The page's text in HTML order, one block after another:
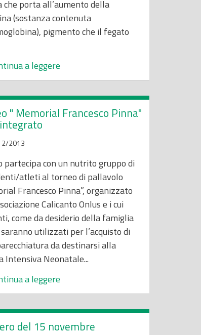
che porta all’aumento della
(sostanza contenuta
pigmento che il fegato
a leggere
" Memorial Francesco Pinna"
2013
partecipa con un nutrito gruppo di
atleti al torneo di pallavolo
Francesco Pinna”, organizzato
Calicanto Onlus e i cui
come da desiderio della famiglia
utilizzati per l’acquisto di
da destinarsi alla
Intensiva Neonatale...
a leggere
del 15 novembre